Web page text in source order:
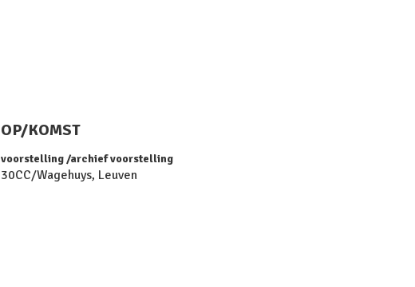
OP/KOMST
voorstelling archief voorstelling
30CC/Wagehuys, Leuven